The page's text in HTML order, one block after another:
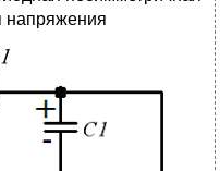
напряжения